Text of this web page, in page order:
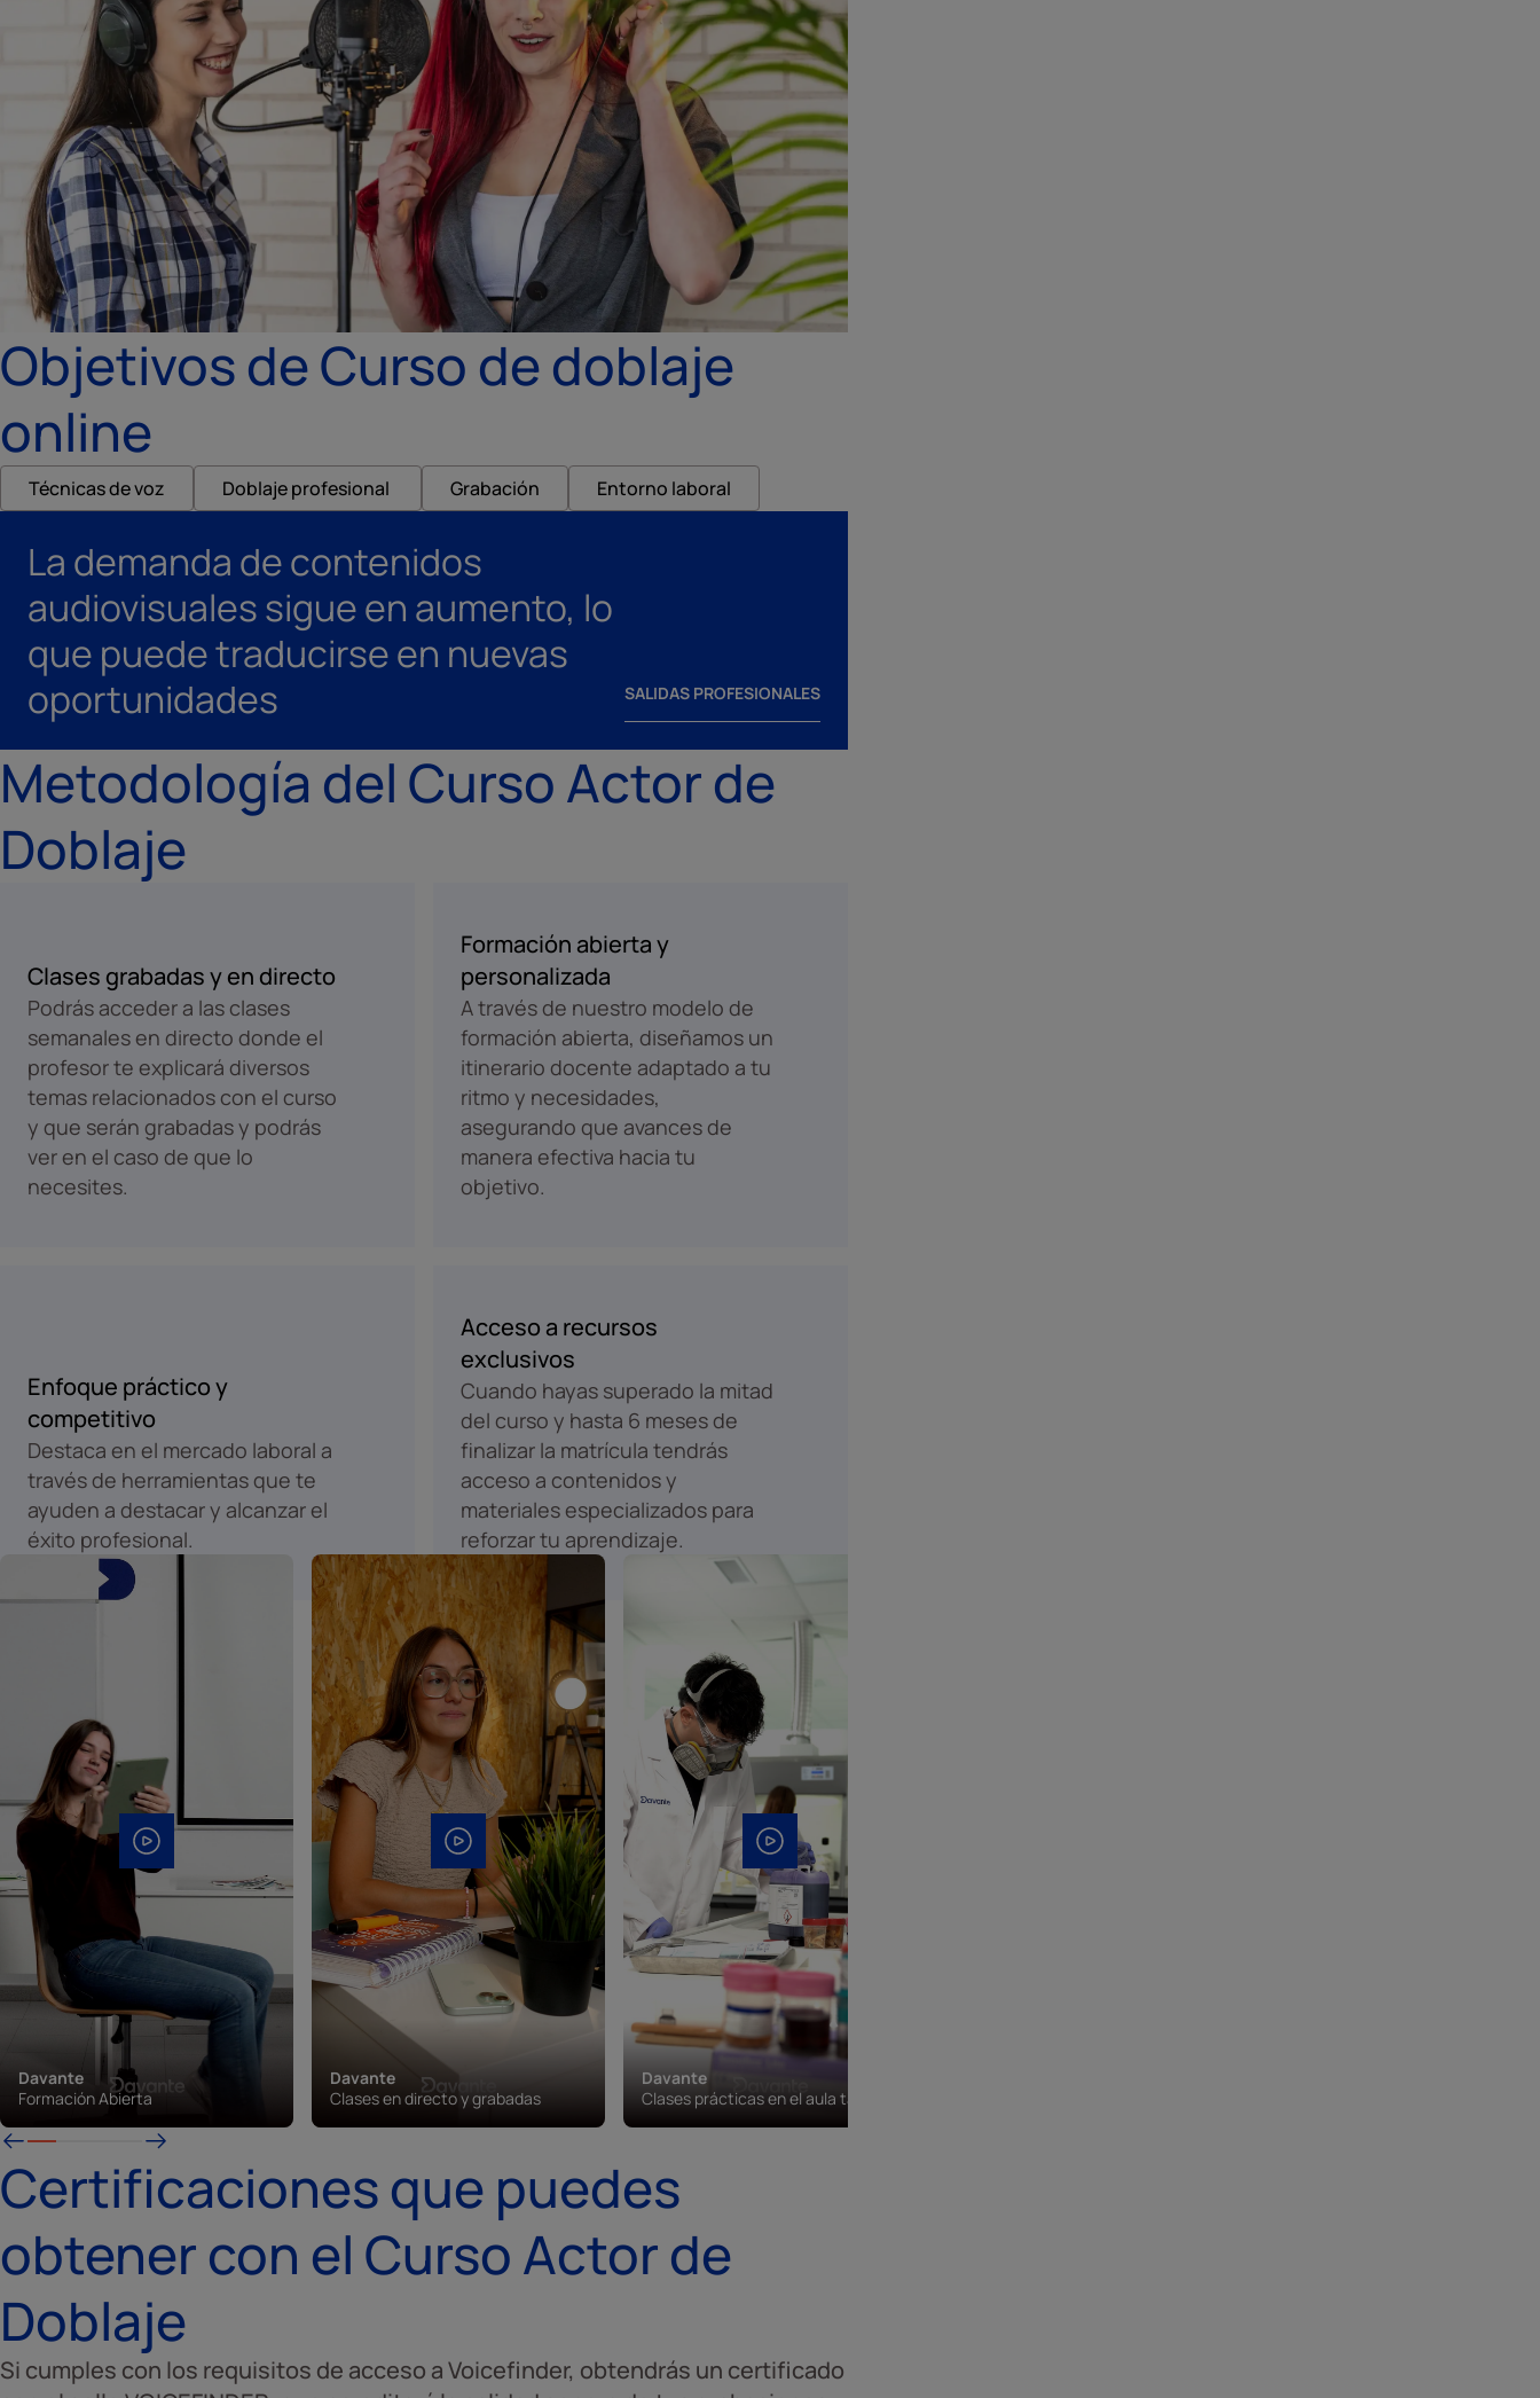
Objetivos de Curso de doblaje
online
Técnicas de voz Doblaje profesional Grabación Entorno laboral
La demanda de contenidos
audiovisuales sigue en aumento, lo
que puede traducirse en nuevas
oportunidades
SALIDAS PROFESIONALES
Metodología del Curso Actor de
Doblaje
Clases grabadas y en directo
Podrás acceder a las clases
semanales en directo donde el
profesor te explicará diversos
temas relacionados con el curso
y que serán grabadas y podrás
ver en el caso de que lo
necesites.
Formación abierta y
personalizada
A través de nuestro modelo de
formación abierta, diseñamos un
itinerario docente adaptado a tu
ritmo y necesidades,
asegurando que avances de
manera efectiva hacia tu
objetivo.
Enfoque práctico y
competitivo
Destaca en el mercado laboral a
través de herramientas que te
ayuden a destacar y alcanzar el
éxito profesional.
Acceso a recursos
exclusivos
Cuando hayas superado la mitad
del curso y hasta 6 meses de
finalizar la matrícula tendrás
acceso a contenidos y
materiales especializados para
reforzar tu aprendizaje.
Davante
Formación Abierta
Davante
Clases en directo y grabadas
Davante
Clases prácticas en el aula taller
Certificaciones que puedes
obtener con el Curso Actor de
Doblaje
Si cumples con los requisitos de acceso a Voicefinder, obtendrás un certificado